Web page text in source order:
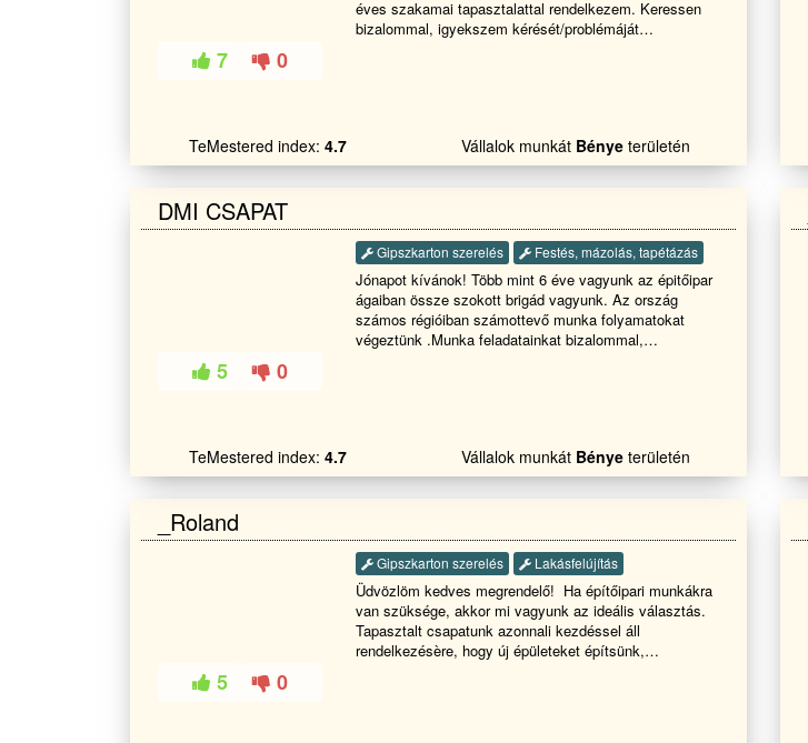
7 0
éves szakamai tapasztalattal rendelkezem. Keressen
bizalommal, igyekszem kérését/problémáját
TeMestered index: 4.7 Vállalok munkát Bénye területén
DMI CSAPAT
5 0
Gipszkarton szerelés Festés, mázolás, tapétázás
Jónapot kívánok! Több mint 6 éve vagyunk az épitőipar
ágaiban össze szokott brigád vagyunk. Az ország
számos régióiban számottevő munka folyamatokat
végeztünk .Munka feladatainkat bizalommal,
TeMestered index: 4.7 Vállalok munkát Bénye területén
_Roland
5 0
Gipszkarton szerelés Lakásfelújítás
Üdvözlöm kedves megrendelő! Ha építőipari munkákra
van szüksége, akkor mi vagyunk az ideális választás.
Tapasztalt csapatunk azonnali kezdéssel áll
rendelkezésère, hogy új épületeket építsünk,